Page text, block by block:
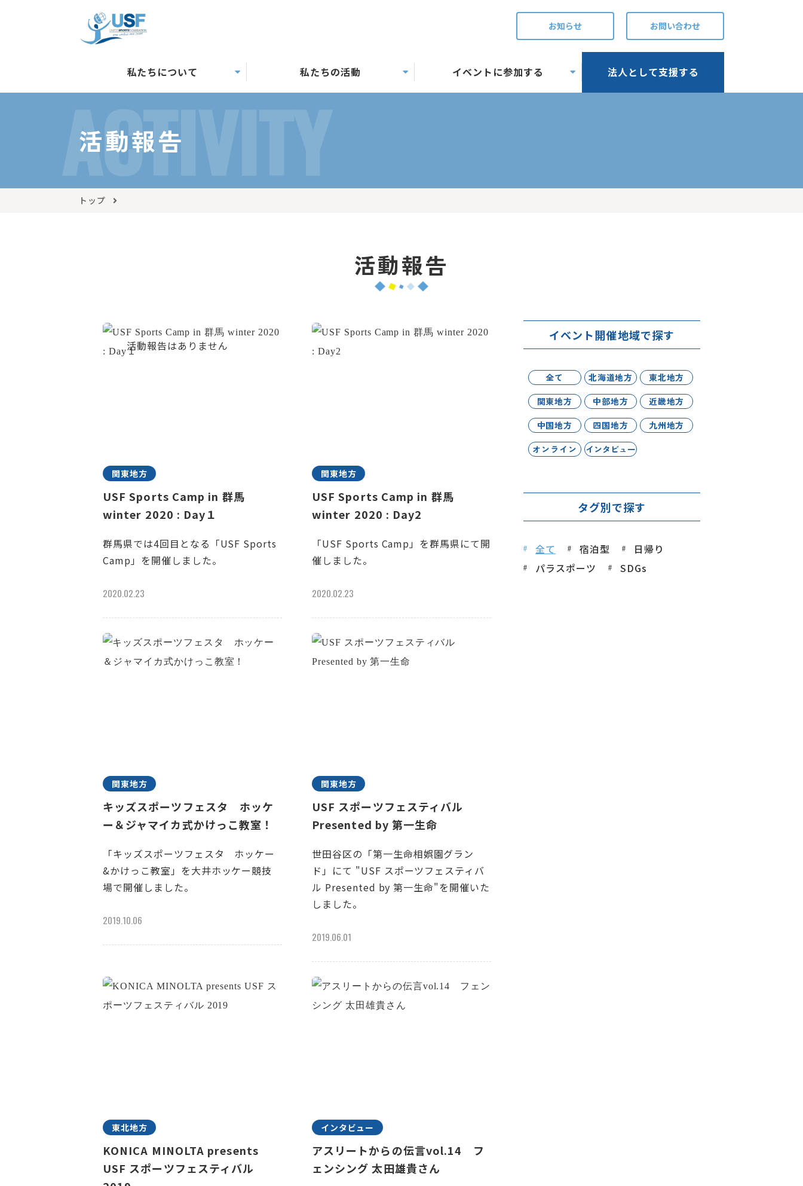
お知らせ お問い合わせ
私たちについて 私たちの活動 イベントに参加する 法人として支援する
ACTIVITY
活動報告
トップ
活動報告
関東地方
USF Sports Camp in 群馬
winter 2020 : Day１
群馬県では4回目となる「USF Sports
Camp」を開催しました。
2020.02.23
関東地方
USF Sports Camp in 群馬
winter 2020 : Day2
「USF Sports Camp」を群馬県にて開
催しました。
2020.02.23
関東地方
キッズスポーツフェスタ ホッケ
ー＆ジャマイカ式かけっこ教室！
「キッズスポーツフェスタ ホッケー
&かけっこ教室」を大井ホッケー競技
場で開催しました。
2019.10.06
関東地方
USF スポーツフェスティバル
Presented by 第一生命
世田谷区の「第一生命相娯園グラン
ド」にて "USF スポーツフェスティバ
ル Presented by 第一生命"を開催いた
しました。
2019.06.01
東北地方
KONICA MINOLTA presents
USF スポーツフェスティバル
インタビュー
アスリートからの伝言vol.14 フ
ェンシング 太田雄貴さん
イベント開催地域で探す
全て 北海道地方
東北地方
関東地方
中部地方
近畿地方
中国地方
四国地方
九州地方
オンライン
インタビュー
タグ別で探す
全て 宿泊型
日帰り
パラスポーツ
SDGs